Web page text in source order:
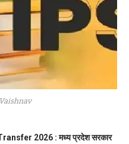
2026 : मध्य प्रदेश सरकार